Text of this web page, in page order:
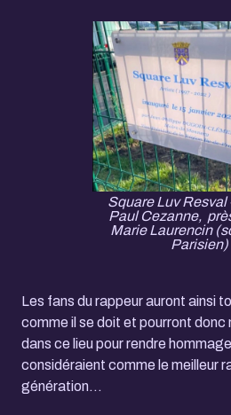
Square Luv Resval
Paul Cezanne,
Marie Laurencin
Parisien)
Les fans du rappeur auront ainsi
comme il se doit et pourront donc
dans ce lieu pour rendre hommage
considéraient comme le meilleur
génération…